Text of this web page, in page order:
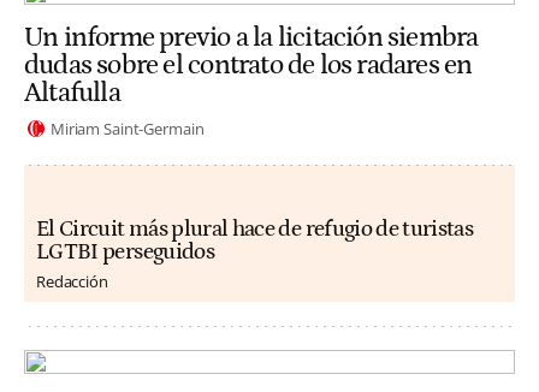
Un informe previo a la licitación siembra
dudas sobre el contrato de los radares en
Altafulla
Miriam Saint-Germain
El Circuit más plural hace de refugio de turistas
LGTBI perseguidos
Redacción